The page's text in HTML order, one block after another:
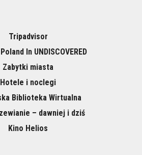
Tripadvisor
In UNDISCOVERED
Zabytki miasta
Hotele i noclegi
Biblioteka Wirtualna
– dawniej i dziś
Kino Helios